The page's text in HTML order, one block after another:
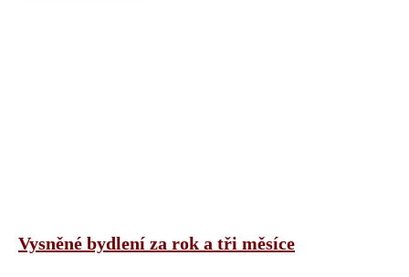
Vysněné bydlení za rok a tři měsíce